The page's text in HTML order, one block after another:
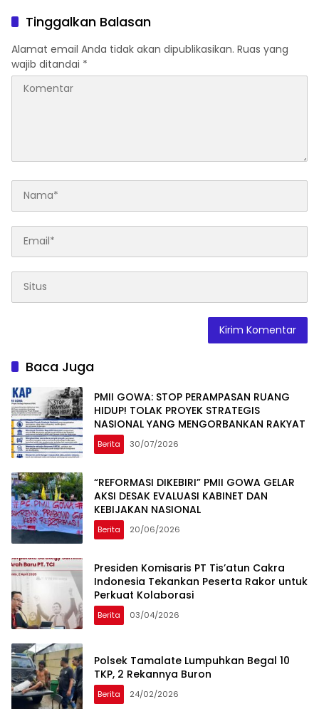
Tinggalkan Balasan
Alamat email Anda tidak akan dipublikasikan. Ruas yang
wajib ditandai *
Baca Juga
PMII GOWA: STOP PERAMPASAN RUANG
HIDUP! TOLAK PROYEK STRATEGIS
NASIONAL YANG MENGORBANKAN RAKYAT
Berita 30/07/2026
“REFORMASI DIKEBIRI” PMII GOWA GELAR
AKSI DESAK EVALUASI KABINET DAN
KEBIJAKAN NASIONAL
Berita 20/06/2026
Presiden Komisaris PT Tis’atun Cakra
Indonesia Tekankan Peserta Rakor untuk
Perkuat Kolaborasi
Berita 03/04/2026
Polsek Tamalate Lumpuhkan Begal 10
TKP, 2 Rekannya Buron
Berita 24/02/2026